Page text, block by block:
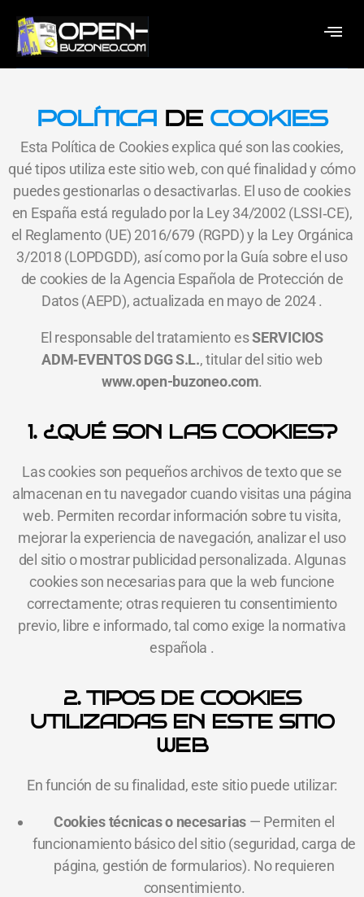
POLÍTICA DE COOKIES
Esta Política de Cookies explica qué son las cookies,
qué tipos utiliza este sitio web, con qué finalidad y cómo
puedes gestionarlas o desactivarlas. El uso de cookies
en España está regulado por la Ley 34/2002 (LSSI‑CE),
el Reglamento (UE) 2016/679 (RGPD) y la Ley Orgánica
3/2018 (LOPDGDD), así como por la Guía sobre el uso
de cookies de la Agencia Española de Protección de
Datos (AEPD), actualizada en mayo de 2024 .
El responsable del tratamiento esSERVICIOS
ADM‑EVENTOS DGG S.L., titular del sitio web
www.open-buzoneo.com.
1. ¿QUÉ SON LAS COOKIES?
Las cookies son pequeños archivos de texto que se
almacenan en tu navegador cuando visitas una página
web. Permiten recordar información sobre tu visita,
mejorar la experiencia de navegación, analizar el uso
del sitio o mostrar publicidad personalizada. Algunas
cookies son necesarias para que la web funcione
correctamente; otras requieren tu consentimiento
previo, libre e informado, tal como exige la normativa
española .
2. TIPOS DE COOKIES
UTILIZADAS EN ESTE SITIO
WEB
En función de su finalidad, este sitio puede utilizar:
Cookies técnicas o necesarias— Permiten el
funcionamiento básico del sitio (seguridad, carga de
página, gestión de formularios). No requieren
consentimiento.